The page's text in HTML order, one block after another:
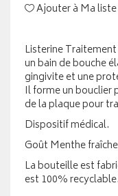
Ajouter à Ma liste
Listerine
un bain de bouche
gingivite et une
Il forme un bouclier
de la plaque pour
Dispositif médical.
Goût Menthe
La bouteille est
est 100% recyclable.